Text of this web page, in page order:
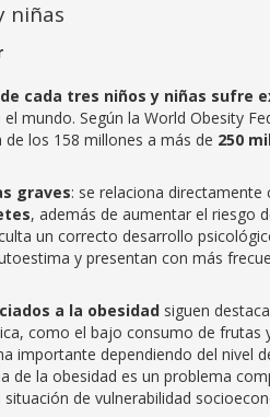
niñas
cada tres niños y niñas sufre
mundo. Según la World Obesity
de los 158 millones a más de 250
graves: se relaciona
, además de aumentar el riesgo
un correcto desarrollo
y presentan con más
a la obesidad siguen
como el bajo consumo de frutas
importante dependiendo del nivel
de la obesidad es un problema
de vulnerabilidad